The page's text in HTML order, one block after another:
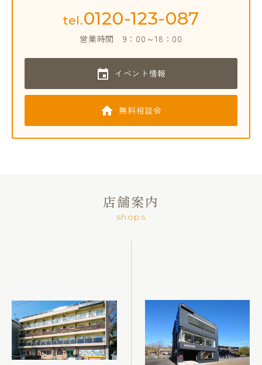
tel.0120-123-087
営業時間 9：00～18：00
イベント情報
無料相談会
店舗案内
shops